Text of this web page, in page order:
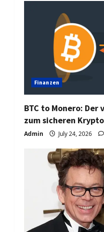
Finanzen
BTC to Monero:
zum sicheren
Admin July 24, 2026